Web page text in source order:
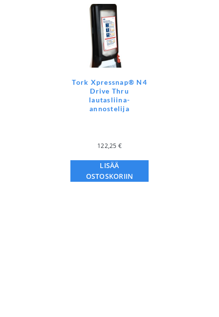
Tork Xpressnap® N4
Drive Thru
lautasliina-
annostelija
122,25 €
LISÄÄ
OSTOSKORIIN